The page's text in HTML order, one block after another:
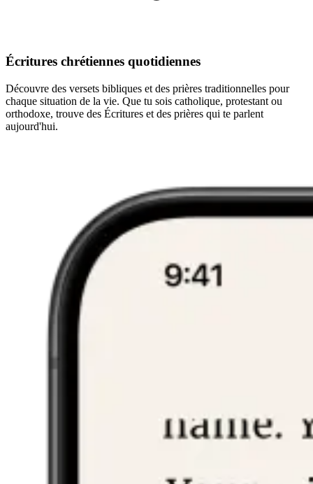
Écritures chrétiennes quotidiennes
Découvre des versets bibliques et des prières traditionnelles pour
chaque situation de la vie. Que tu sois catholique, protestant ou
orthodoxe, trouve des Écritures et des prières qui te parlent
aujourd'hui.